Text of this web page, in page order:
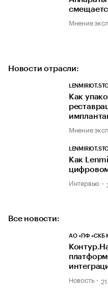
Мнение
Новости отрасли:
Как
Мнение
Как
Интервью
Все новости:
АО «ПФ «СКБ
Новость